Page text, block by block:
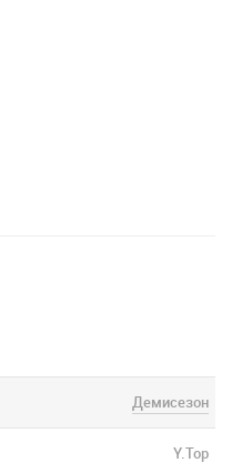
Демисезон
Y.Top